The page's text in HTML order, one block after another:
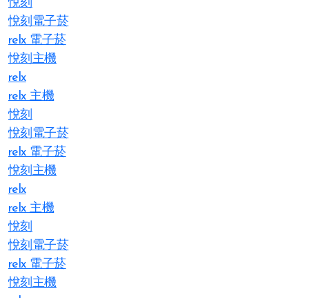
悅刻
悅刻電子菸
relx 電子菸
悅刻主機
relx
relx 主機
悅刻
悅刻電子菸
relx 電子菸
悅刻主機
relx
relx 主機
悅刻
悅刻電子菸
relx 電子菸
悅刻主機